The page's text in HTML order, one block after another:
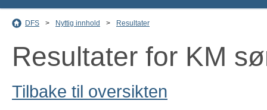
DFS > Nyttig innhold > Resultater
Resultater for KM
Tilbake til oversikten